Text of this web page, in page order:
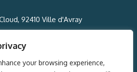
your browsing experience,
92410 Ville d'Avray